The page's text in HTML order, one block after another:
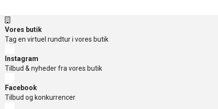
Vores butik
Tag en virtuel rundtur i vores butik
Instagram
Tilbud & nyheder fra vores butik
Facebook
Tilbud og konkurrencer